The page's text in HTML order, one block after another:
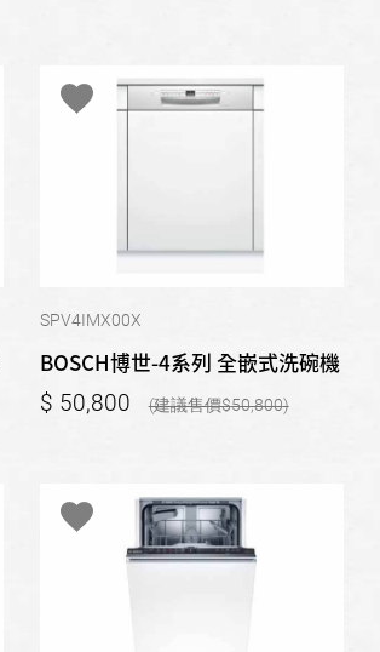
SPV4IMX00X
BOSCH博世-4系列 全嵌式洗碗機
50,800 50,800